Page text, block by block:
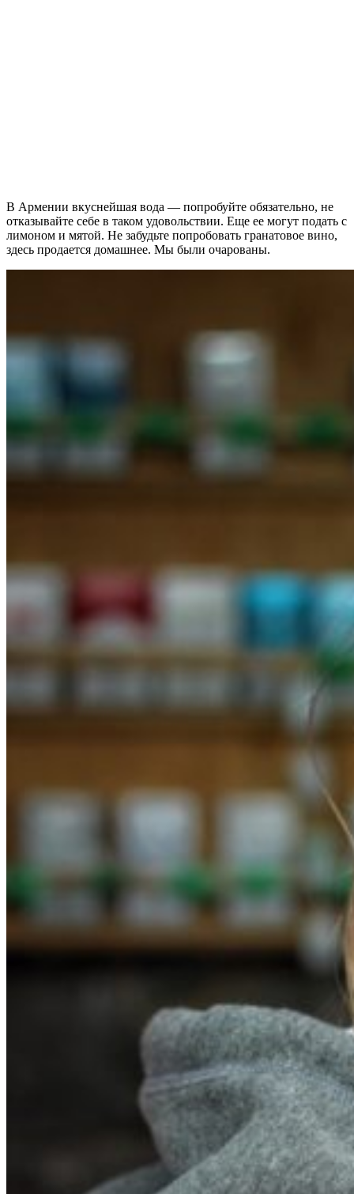
В Армении вкуснейшая вода — попробуйте обязательно, не
отказывайте себе в таком удовольствии. Еще ее могут подать с
лимоном и мятой. Не забудьте попробовать гранатовое вино,
здесь продается домашнее. Мы были очарованы.